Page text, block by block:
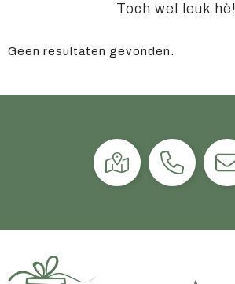
Toch wel leuk hè!
Geen resultaten gevonden.